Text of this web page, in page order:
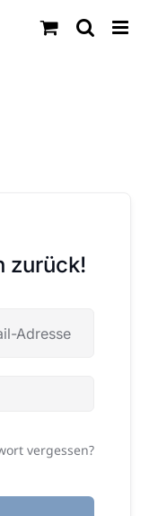
zurück!
vergessen?